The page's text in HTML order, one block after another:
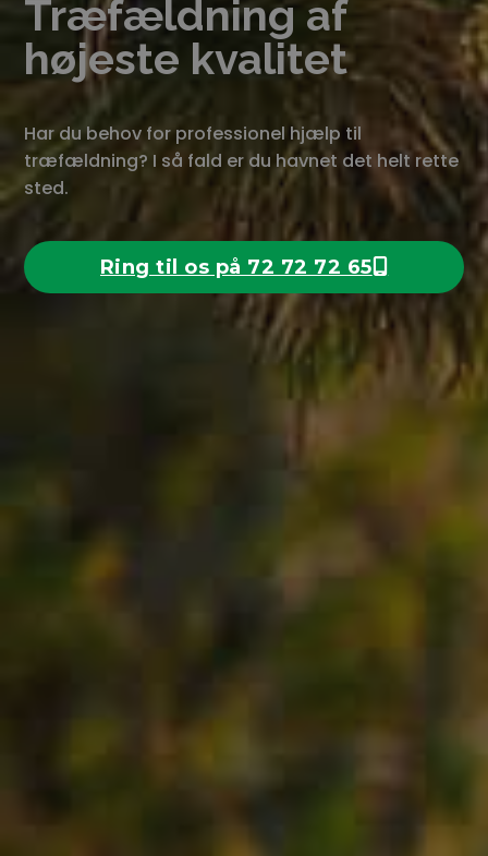
Træfældning af
højeste kvalitet
Har du behov for professionel hjælp til
træfældning? I så fald er du havnet det helt rette
sted.
Ring til os på 72 72 72 65
Ring nu
Vi vender tilbage hurtigst muligt.